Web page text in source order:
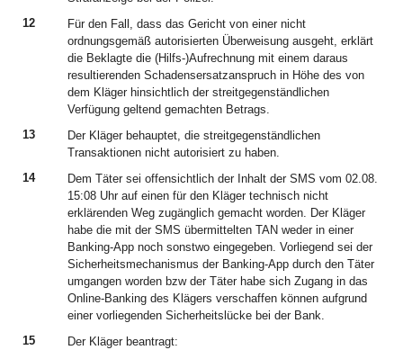
12
Für den Fall, dass das Gericht von einer nicht
ordnungsgemäß autorisierten Überweisung ausgeht, erklärt
die Beklagte die (Hilfs-)Aufrechnung mit einem daraus
resultierenden Schadensersatzanspruch in Höhe des von
dem Kläger hinsichtlich der streitgegenständlichen
Verfügung geltend gemachten Betrags.
13
Der Kläger behauptet, die streitgegenständlichen
Transaktionen nicht autorisiert zu haben.
14
Dem Täter sei offensichtlich der Inhalt der SMS vom 02.08.
15:08 Uhr auf einen für den Kläger technisch nicht
erklärenden Weg zugänglich gemacht worden. Der Kläger
habe die mit der SMS übermittelten TAN weder in einer
Banking-App noch sonstwo eingegeben. Vorliegend sei der
Sicherheitsmechanismus der Banking-App durch den Täter
umgangen worden bzw der Täter habe sich Zugang in das
Online-Banking des Klägers verschaffen können aufgrund
einer vorliegenden Sicherheitslücke bei der Bank.
15
Der Kläger beantragt: